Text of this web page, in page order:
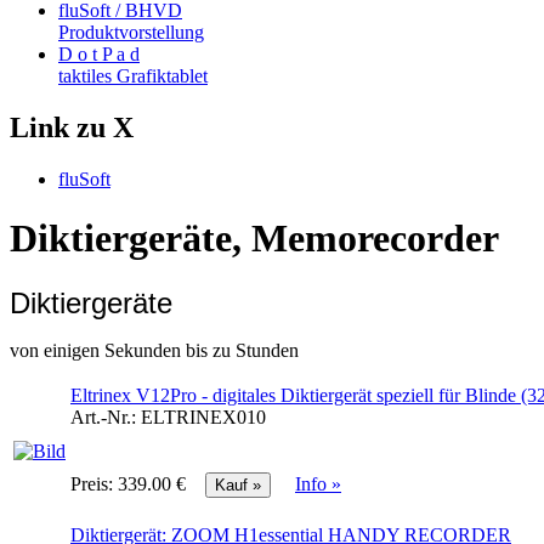
fluSoft / BHVD
Produktvorstellung
D o t P a d
taktiles Grafiktablet
Link zu X
fluSoft
Diktiergeräte, Memorecorder
Diktiergeräte
von einigen Sekunden bis zu Stunden
Eltrinex V12Pro - digitales Diktiergerät speziell für Blinde
Art.-Nr.: ELTRINEX010
Preis: 339.00 € Info »
Diktiergerät: ZOOM H1essential HANDY RECORDER